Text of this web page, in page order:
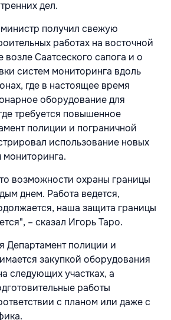
дел.
получил свежую
работах на восточной
возле Саатсеского сапога и о
систем мониторинга вдоль
где в настоящее время
оборудование для
требуется повышенное
полиции и пограничной
использование новых
возможности охраны границы
днем. Работа ведется,
наша защита границы
– сказал Игорь Таро.
Департамент полиции и
закупкой оборудования
следующих участках, а
работы
с планом или даже с